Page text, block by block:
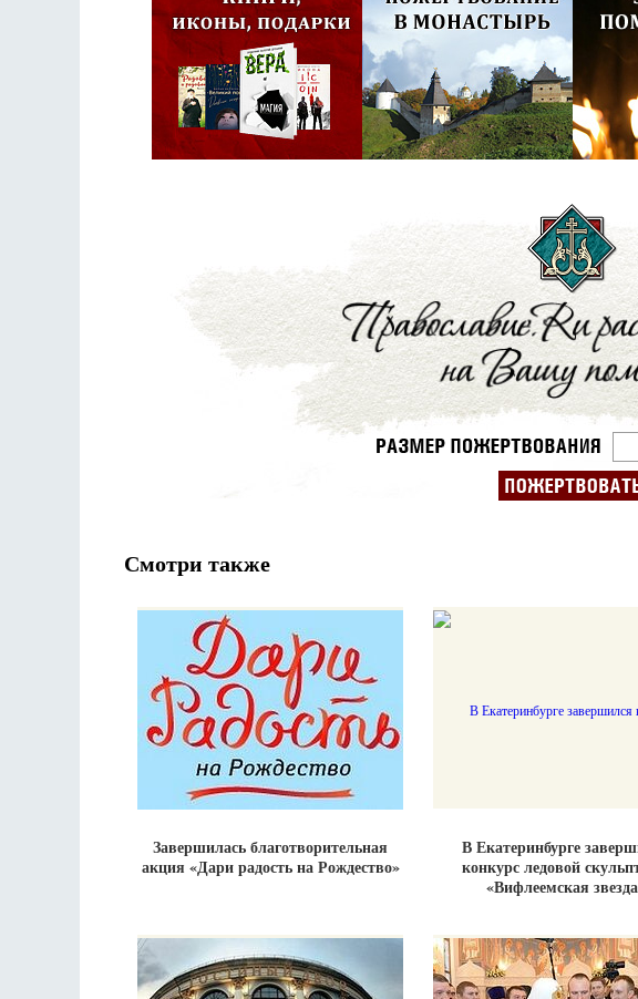
Смотри также
Завершилась благотворительная
акция «Дари радость на Рождество»
В Екатеринбурге
конкурс ледовой
«Вифлеемская